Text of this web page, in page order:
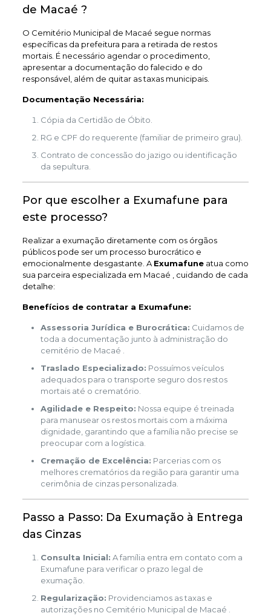
de Macaé ?
O Cemitério Municipal de Macaé segue normas
específicas da prefeitura para a retirada de restos
mortais. É necessário agendar o procedimento,
apresentar a documentação do falecido e do
responsável, além de quitar as taxas municipais.
Documentação Necessária:
Cópia da Certidão de Óbito.
RG e CPF do requerente (familiar de primeiro grau).
Contrato de concessão do jazigo ou identificação
da sepultura.
Por que escolher a Exumafune para
este processo?
Realizar a exumação diretamente com os órgãos
públicos pode ser um processo burocrático e
emocionalmente desgastante. A Exumafuneatua como
sua parceira especializada em Macaé , cuidando de cada
detalhe:
Benefícios de contratar a Exumafune:
Assessoria Jurídica e Burocrática: Cuidamos de
toda a documentação junto à administração do
cemitério de Macaé .
Traslado Especializado: Possuímos veículos
adequados para o transporte seguro dos restos
mortais até o crematório.
Agilidade e Respeito: Nossa equipe é treinada
para manusear os restos mortais com a máxima
dignidade, garantindo que a família não precise se
preocupar com a logística.
Cremação de Excelência: Parcerias com os
melhores crematórios da região para garantir uma
cerimônia de cinzas personalizada.
Passo a Passo: Da Exumação à Entrega
das Cinzas
Consulta Inicial: A família entra em contato com a
Exumafune para verificar o prazo legal de
exumação.
Regularização: Providenciamos as taxas e
autorizações no Cemitério Municipal de Macaé .